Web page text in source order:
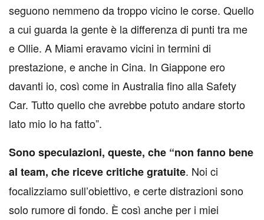
seguono nemmeno da troppo vicino le corse. Quello
a cui guarda la gente è la differenza di punti tra me
e Ollie. A Miami eravamo vicini in termini di
prestazione, e anche in Cina. In Giappone ero
davanti io, così come in Australia fino alla Safety
Car. Tutto quello che avrebbe potuto andare storto
lato mio lo ha fatto”.
Sono speculazioni, queste, che “non fanno bene
al team, che riceve critiche gratuite. Noi ci
focalizziamo sull’obiettivo, e certe distrazioni sono
solo rumore di fondo. È così anche per i miei